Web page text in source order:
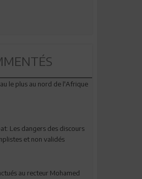
le plus au nord de l'Afrique
Les dangers des discours
et non validés
au recteur Mohamed